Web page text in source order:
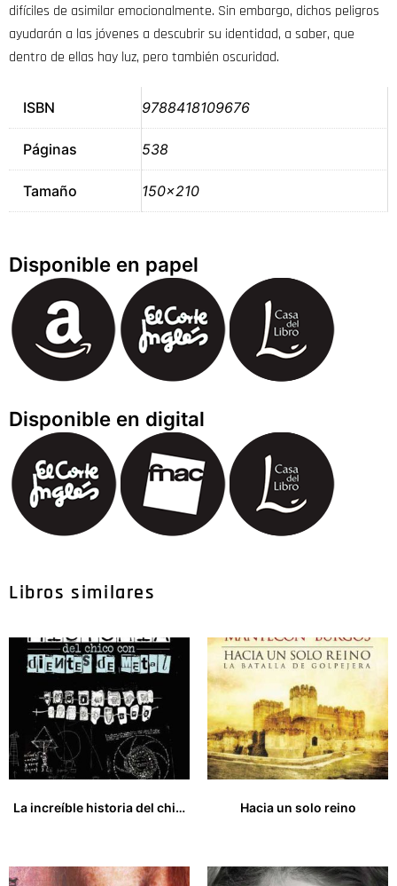
difíciles de asimilar emocionalmente. Sin embargo, dichos peligros
ayudarán a las jóvenes a descubrir su identidad, a saber, que
dentro de ellas hay luz, pero también oscuridad.
ISBN 9788418109676
Páginas 538
Tamaño 150×210
Disponible en papel
Disponible en digital
Libros similares
La increíble historia del chico con dientes de metal
Hacia un solo reino